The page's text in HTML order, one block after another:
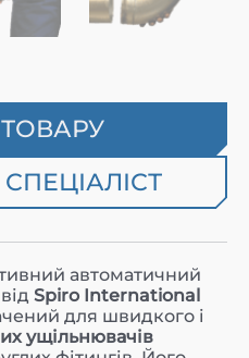
автоматичний
Spiro International
для швидкого і
ущільнювачів